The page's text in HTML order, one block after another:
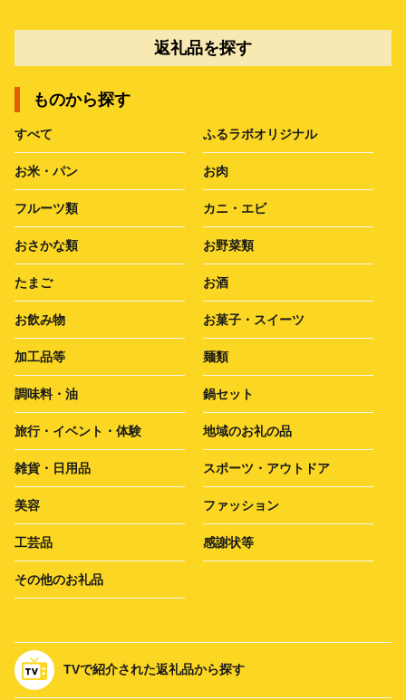
返礼品を探す
ものから探す
すべて ふるラボオリジナル
お米・パン お肉
フルーツ類 カニ・エビ
おさかな類 お野菜類
たまご お酒
お飲み物 お菓子・スイーツ
加工品等 麺類
調味料・油 鍋セット
旅行・イベント・体験 地域のお礼の品
雑貨・日用品 スポーツ・アウトドア
美容 ファッション
工芸品 感謝状等
その他のお礼品
TVで紹介された返礼品から探す